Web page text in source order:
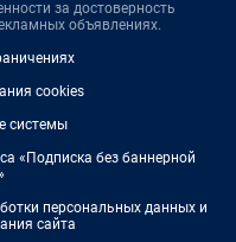
за достоверность
объявлениях.
cookies
системы
«Подписка без баннерной
персональных данных и
сайта